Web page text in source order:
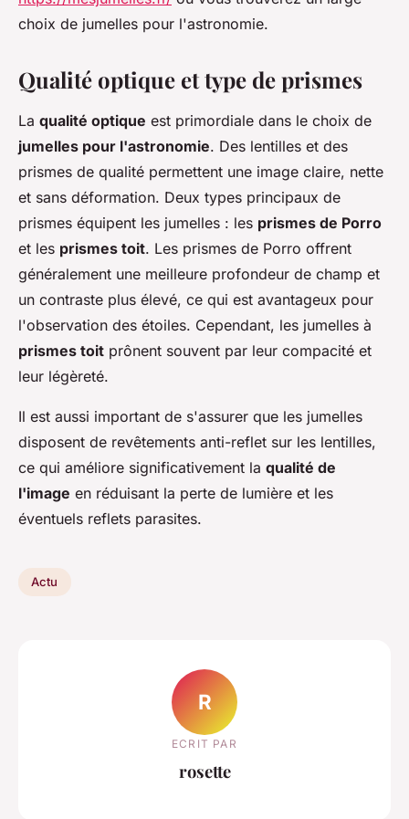
choix de jumelles pour l'astronomie.
Qualité optique et type de prismes
La qualité optique est primordiale dans le choix de
jumelles pour l'astronomie. Des lentilles et des
prismes de qualité permettent une image claire, nette
et sans déformation. Deux types principaux de
prismes équipent les jumelles : les prismes de Porro
et les prismes toit. Les prismes de Porro offrent
généralement une meilleure profondeur de champ et
un contraste plus élevé, ce qui est avantageux pour
l'observation des étoiles. Cependant, les jumelles à
prismes toit prônent souvent par leur compacité et
leur légèreté.
Il est aussi important de s'assurer que les jumelles
disposent de revêtements anti-reflet sur les lentilles,
ce qui améliore significativement la qualité de
l'image en réduisant la perte de lumière et les
éventuels reflets parasites.
Actu
R
ECRIT PAR
rosette